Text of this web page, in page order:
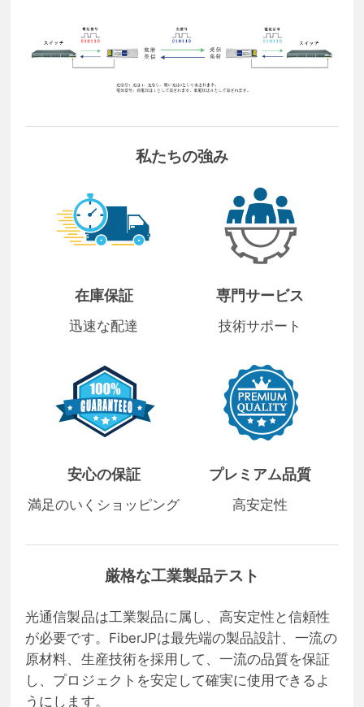
私たちの強み
在庫保証
迅速な配達
専門サービス
技術サポート
安心の保証
満足のいくショッピング
プレミアム品質
高安定性
厳格な工業製品テスト
光通信製品は工業製品に属し、高安定性と信頼性
が必要です。FiberJPは最先端の製品設計、一流の
原材料、生産技術を採用して、一流の品質を保証
し、プロジェクトを安定して確実に使用できるよ
うにします。